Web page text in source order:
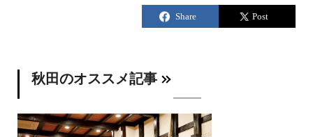
秋田のオススメ記事